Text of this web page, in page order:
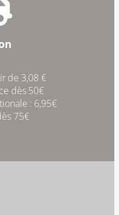
de 3,08 €
dès 50€
: 6,95€
75€